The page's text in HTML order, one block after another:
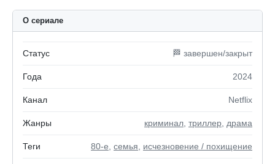
О сериале
Статус 🏁 завершен/закрыт
Года 2024
Канал Netflix
Жанры криминал триллер драма
Теги 80-е семья исчезновение / похищение